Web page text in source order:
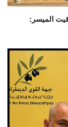
الميسر: